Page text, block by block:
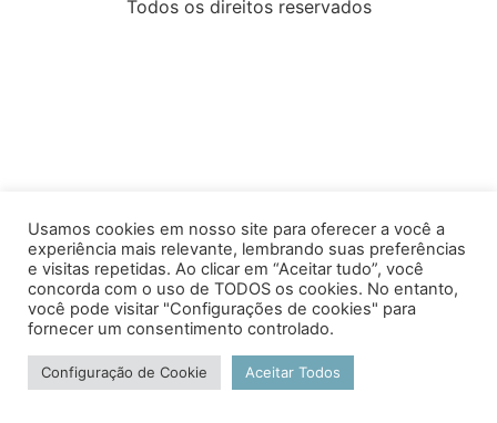
Todos os direitos reservados
Usamos cookies em nosso site para oferecer a você a
experiência mais relevante, lembrando suas preferências
e visitas repetidas. Ao clicar em “Aceitar tudo”, você
concorda com o uso de TODOS os cookies. No entanto,
você pode visitar "Configurações de cookies" para
fornecer um consentimento controlado.
Configuração de Cookie Aceitar Todos